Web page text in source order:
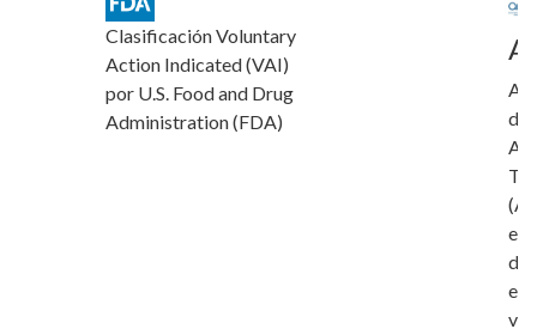
Clasificación Voluntary
Action Indicated (VAI)
por U.S. Food and Drug
Administration (FDA)
de
de